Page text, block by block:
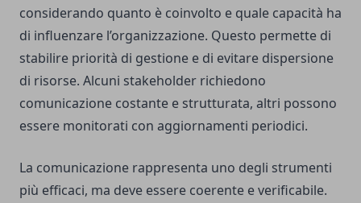
considerando quanto è coinvolto e quale capacità ha
di influenzare l’organizzazione. Questo permette di
stabilire priorità di gestione e di evitare dispersione
di risorse. Alcuni stakeholder richiedono
comunicazione costante e strutturata, altri possono
essere monitorati con aggiornamenti periodici.
La comunicazione rappresenta uno degli strumenti
più efficaci, ma deve essere coerente e verificabile.